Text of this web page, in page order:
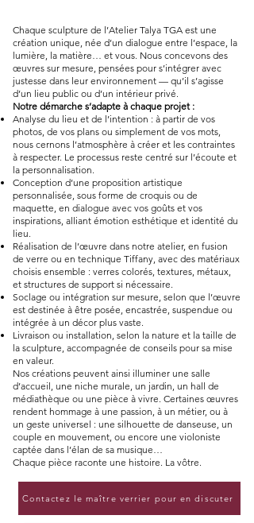
Chaque sculpture de l’Atelier Talya TGA est une
création unique, née d’un dialogue entre l’espace, la
lumière, la matière… et vous. Nous concevons des
œuvres sur mesure, pensées pour s’intégrer avec
justesse dans leur environnement — qu’il s’agisse
d’un lieu public ou d’un intérieur privé.
Notre démarche s’adapte à chaque projet :
Analyse du lieu et de l’intention : à partir de vos
photos, de vos plans ou simplement de vos mots,
nous cernons l’atmosphère à créer et les contraintes
à respecter. Le processus reste centré sur l’écoute et
la personnalisation.
Conception d’une proposition artistique
personnalisée, sous forme de croquis ou de
maquette, en dialogue avec vos goûts et vos
inspirations, alliant émotion esthétique et identité du
lieu.
Réalisation de l’œuvre dans notre atelier, en fusion
de verre ou en technique Tiffany, avec des matériaux
choisis ensemble : verres colorés, textures, métaux,
et structures de support si nécessaire.
Soclage ou intégration sur mesure, selon que l’œuvre
est destinée à être posée, encastrée, suspendue ou
intégrée à un décor plus vaste.
Livraison ou installation, selon la nature et la taille de
la sculpture, accompagnée de conseils pour sa mise
en valeur.
Nos créations peuvent ainsi illuminer une salle
d’accueil, une niche murale, un jardin, un hall de
médiathèque ou une pièce à vivre. Certaines œuvres
rendent hommage à une passion, à un métier, ou à
un geste universel : une silhouette de danseuse, un
couple en mouvement, ou encore une violoniste
captée dans l’élan de sa musique…
Chaque pièce raconte une histoire. La vôtre.
Contactez le maître verrier pour en discuter